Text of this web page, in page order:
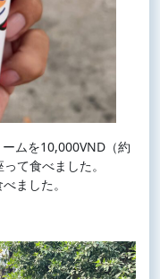
ムを10,000VND（約
て食べました。
ました。